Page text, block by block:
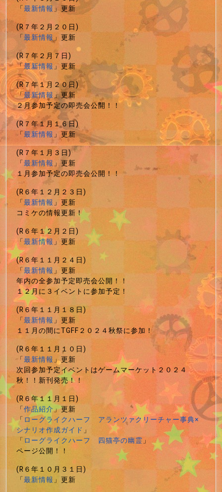
「最新情報」更新
(R７年２月２０日)
「最新情報」更新
(R７年２月７日)
「最新情報」更新
(R７年１月２０日)
「最新情報」更新
２月参加予定の即売会公開！！
(R７年１月１６日)
「最新情報」更新
(R７年１月３日)
「最新情報」更新
１月参加予定の即売会公開！！
(R６年１２月２３日)
「最新情報」更新
コミケの情報更新！
(R６年１２月２日)
「最新情報」更新
(R６年１１月２４日)
「最新情報」更新
年内の全参加予定即売会公開！！
１２月に３イベントに参加予定！
(R６年１１月１８日)
「最新情報」更新
１１月の間にTGFF２０２４秋祭に参加！
(R６年１１月１０日)
「最新情報」更新
次回参加予定イベントはゲームマーケット２０２４
秋！！新刊発売！！
(R６年１１月１日)
「作品紹介」更新
「ローグライクハーフ アランツァクリーチャー事典×
シナリオ作成ガイド」
「ローグライクハーフ 四猫亭の幽霊」
ページ公開！！
(R６年１０月３１日)
「最新情報」更新